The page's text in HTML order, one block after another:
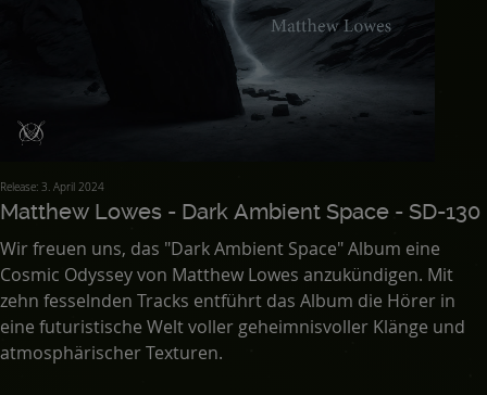
Release: 3. April 2024
Matthew Lowes - Dark Ambient Space - SD-130
Wir freuen uns, das "Dark Ambient Space" Album eine
Cosmic Odyssey von Matthew Lowes anzukündigen. Mit
zehn fesselnden Tracks entführt das Album die Hörer in
eine futuristische Welt voller geheimnisvoller Klänge und
atmosphärischer Texturen.